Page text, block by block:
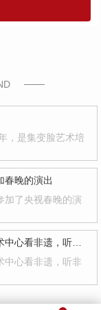
，是集变脸艺术培
春晚的演出
加了央视春晚的演
中心看非遗，听非